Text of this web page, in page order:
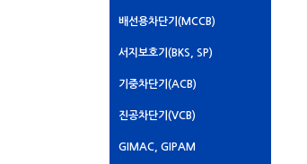
배선용차단기(MCCB)
서지보호기(BKS, SP)
기중차단기(ACB)
진공차단기(VCB)
GIMAC, GIPAM